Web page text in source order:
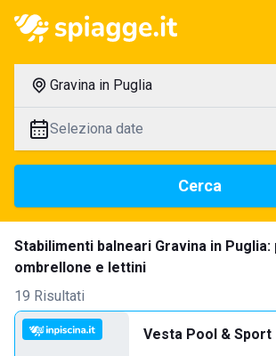
Gravina in Puglia
Seleziona date
Cerca
Stabilimenti balneari Gravina in
ombrellone e lettini
19 Risultati
Vesta Pool & Sport